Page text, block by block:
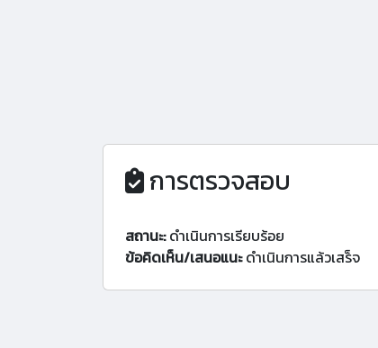
การตรวจสอบ
สถานะ:ดำเนินการเรียบร้อย
ข้อคิดเห็น/เสนอแนะดำเนินการแล้วเสร็จ